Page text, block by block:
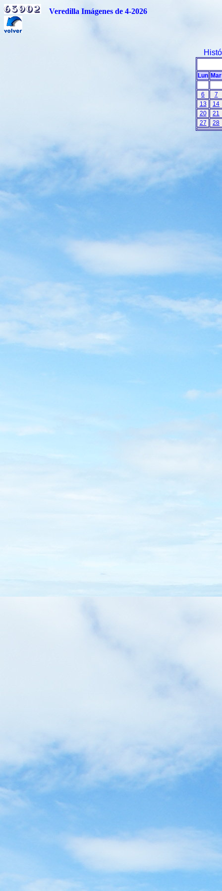
Veredilla Imágenes de 4-2026
Lun Mar
6
7
13
14
20
21
27
28